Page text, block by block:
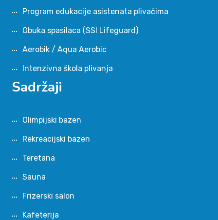
Program edukacije asistenata plivačima
Obuka spasilaca (SSI Lifeguard)
Aerobik / Aqua Aerobic
Intenzivna škola plivanja
Sadržaji
Olimpijski bazen
Rekreacijski bazen
Teretana
Sauna
Frizerski salon
Kafeterija